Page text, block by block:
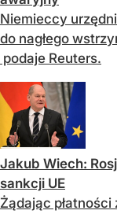
Niemieccy
do nagłego
podaje Reuters.
Jakub Wiech:
sankcji UE
Żądając